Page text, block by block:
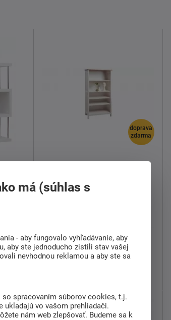
doprava
zdarma
Knižnica Annyzaujme svojou
jedinečnoubielo-hnedou
kombináciou ...
má (súhlas s
- aby fungovalo vyhľadávanie, aby
aby ste jednoducho zistili stav vašej
nevhodnou reklamou a aby ste sa
spracovaním súborov cookies, t.j.
ukladajú vo vašom prehliadači.
nám web zlepšovať. Budeme sa k